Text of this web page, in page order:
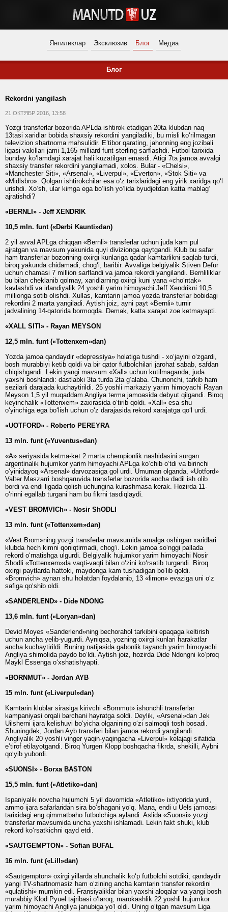
Янгиликлар Эксклюзив Блог Медиа
Блог
Rekordni yangilash
21 ОКТЯБР 2016, 13:58
Yozgi transferlar bozorida APLda ishtirok etadigan 20ta klubdan naq
13tasi xaridlar bobida shaxsiy rekordini yangiladiki, bu misli ko‘rilmagan
televizion shartnoma mahsulidir. E’tibor qarating, jahonning eng jozibali
ligasi vakillari jami 1,165 milliard funt sterling sarflashdi. Futbol tarixida
bunday ko‘lamdagi xarajat hali kuzatilgan emasdi. Atigi 7ta jamoa avvalgi
shaxsiy transfer rekordini yangilamadi, xolos. Bular - «Chelsi»,
«Manchester Siti», «Arsenal», «Liverpul», «Everton», «Stok Siti» va
«Midlsbro». Qolgan ishtirokchilar esa o‘z tarixlaridagi eng yirik xaridga qo‘l
urishdi. Xo‘sh, ular kimga ega bo‘lish yo‘lida byudjetdan katta mablag‘
ajratishdi?
«BERNLI» - Jeff XENDRIK
10,5 mln. funt («Derbi Kaunti»dan)
2 yil avval APLga chiqqan «Bernli» transferlar uchun juda kam pul
ajratgan va mavsum yakunida quyi divizionga qaytgandi. Klub bu safar
ham transferlar bozorining oxirgi kunlariga qadar kamtarlikni saqlab turdi,
biroq yakunda chidamadi, chog‘i, baribir. Avvaliga belgiyalik Stiven Defur
uchun chamasi 7 million sarflandi va jamoa rekordi yangilandi. Bernliliklar
bu bilan cheklanib qolmay, xaridlarning oxirgi kuni yana «cho‘ntak»
kavlashdi va irlandiyalik 24 yoshli yarim himoyachi Jeff Xendrikni 10,5
millionga sotib olishdi. Xullas, kamtarin jamoa yozda transferlar bobidagi
rekordini 2 marta yangiladi. Aytish joiz, ayni payt «Bernli» turnir
jadvalining 14-qatorida bormoqda. Demak, katta xarajat zoe ketmayapti.
«XALL SITI» - Rayan MEYSON
12,5 mln. funt («Tottenxem»dan)
Yozda jamoa qandaydir «depressiya» holatiga tushdi - xo‘jayini o‘zgardi,
bosh murabbiyi ketib qoldi va bir qator futbolchilari jarohat sabab, safdan
chiqishgandi. Lekin yangi mavsum «Xall» uchun kutilmaganda, juda
yaxshi boshlandi: dastlabki 3ta turda 2ta g‘alaba. Chunonchi, tarkib ham
sezilarli darajada kuchaytirildi. 25 yoshli markaziy yarim himoyachi Rayan
Meyson 1,5 yil muqaddam Angliya terma jamoasida debyut qilgandi. Biroq
keyinchalik «Tottenxem» zaxirasida o‘tirib qoldi. «Xall» esa shu
o‘yinchiga ega bo‘lish uchun o‘z darajasida rekord xarajatga qo‘l urdi.
«UOTFORD» - Roberto PEREYRA
13 mln. funt («Yuventus»dan)
«A» seriyasida ketma-ket 2 marta chempionlik nashidasini surgan
argentinalik hujumkor yarim himoyachi APL­ga ko‘chib o‘tdi va birinchi
o‘yinidayoq «Arsenal» darvozasiga gol urdi. Umuman olganda, «Uotford»
Valter Maszarri boshqaruvida transferlar bozorida ancha dadil ish olib
bordi va endi ligada qolish uchungina kurashmasa kerak. Hozirda 11-
o‘rinni egallab turgani ham bu fikrni tasdiqlaydi.
«VEST BROMVICh» - Nosir ShODLI
13 mln. funt («Tottenxem»dan)
«Vest Brom»ning yozgi transferlar mavsumida amalga oshirgan xaridlari
klubda hech kimni qoniqtirmadi, chog‘i. Lekin jamoa so‘nggi pallada
rekord o‘rnatishga ulgurdi. Belgiyalik hujumkor yarim himoyachi Nosir
Shodli «Tottenxem»da vaqti-vaqti bilan o‘zini ko‘rsatib turgandi. Biroq
oxirgi paytlarda hattoki, maydonga kam tushadigan bo‘lib qoldi.
«Bromvich» aynan shu holatdan foydalanib, 13 «limon» evaziga uni o‘z
safiga qo‘shib oldi.
«SANDERLEND» - Dide NDONG
13,6 mln. funt («Loryan»dan)
Devid Moyes «Sanderlend»ning bechorahol tarkibini epaqaga keltirish
uchun ancha yelib-yugurdi. Ayniqsa, yozning oxirgi kunlari harakatlar
ancha kuchaytirildi. Buning natijasida gabonlik tayanch yarim himoyachi
Angliya shimolida paydo bo‘ldi. Aytish joiz, hozirda Dide Ndongni ko‘proq
Maykl Essenga o‘xshatishyapti.
«BORNMUT» - Jordan AYB
15 mln. funt («Liverpul»dan)
Kamtarin klublar sirasiga kirivchi «Bornmut» ishonchli transferlar
kampaniyasi orqali barchani hayratga soldi. Deylik, «Arsenal»dan Jek
Uilsherni ijara kelishuvi bo‘yicha olganining o‘zi salmoqli tosh bosadi.
Shuningdek, Jordan Ayb transferi bilan jamoa rekordi yangilandi.
Angliyalik 20 yoshli vinger yaqin-yaqingacha «Liverpul» kelajagi sifatida
e’tirof etilayotgandi. Biroq Yurgen Klopp boshqacha fikrda, shekilli, Aybni
qo‘yib yubordi.
«SUONSI» - Borxa BASTON
15,5 mln. funt («Atletiko»dan)
Ispaniyalik novcha hujumchi 5 yil davomida «Atletiko» ixtiyorida yurdi,
ammo ijara safarlaridan sira bo‘shagani yo‘q. Mana, endi u Uels jamoasi
tarixidagi eng qimmatbaho futbolchiga aylandi. Aslida «Suonsi» yozgi
transferlar mavsumida uncha yaxshi ishlamadi. Lekin fakt shuki, klub
rekord ko‘rsatkichni qayd etdi.
«SAUTGEMPTON» - Sofian BUFAL
16 mln. funt («Lill»dan)
«Sautgempton» oxirgi yillarda shunchalik ko‘p futbolchi sotdiki, qandaydir
yangi TV-shartnomasiz ham o‘zining ancha kamtarin transfer rekordini
«qulatishi» mumkin edi. Fransiyaliklar bilan yaxshi aloqalar va yangi bosh
murabbiy Klod Pyuel tajribasi o‘laroq, marokashlik 22 yoshli hujumkor
yarim himoyachi Angliya janubiga yo‘l oldi. Uning o‘tgan mavsum Liga